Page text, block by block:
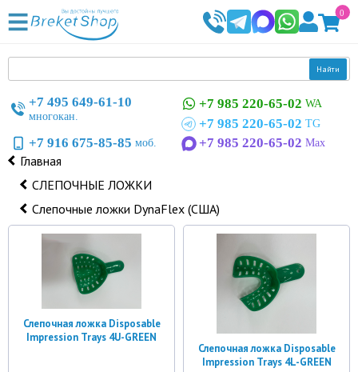
0
Найти
+7 495 649-61-10
многокан.
+7 916 675-85-85 моб.
+7 985 220-65-02 WA
+7 985 220-65-02 TG
+7 985 220-65-02 Max
Главная
СЛЕПОЧНЫЕ ЛОЖКИ
Слепочные ложки DynaFlex (США)
Слепочная ложка Disposable
Impression Trays 4U-GREEN
Слепочная ложка Disposable
Impression Trays 4L-GREEN